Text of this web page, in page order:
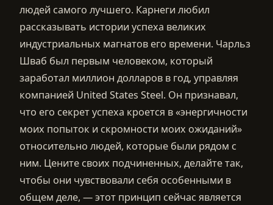
людей самого лучшего. Карнеги любил
рассказывать истории успеха великих
индустриальных магнатов его времени. Чарльз
Шваб был первым человеком, который
заработал миллион долларов в год, управляя
компанией United States Steel. Он признавал,
что его секрет успеха кроется в «энергичности
моих попыток и скромности моих ожиданий»
относительно людей, которые были рядом с
ним. Цените своих подчиненных, делайте так,
чтобы они чувствовали себя особенными в
общем деле, — этот принцип сейчас является